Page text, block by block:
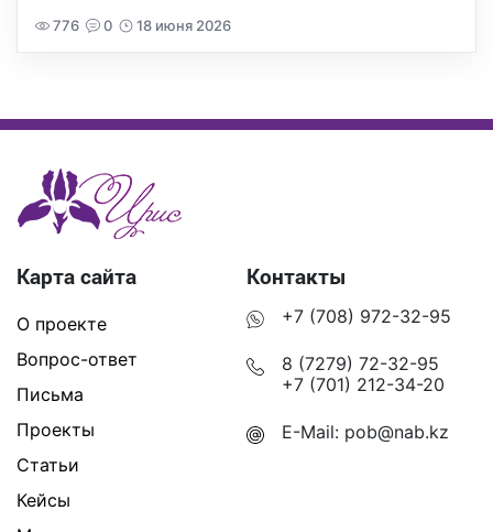
776 0 18 июня 2026
Карта сайта
О проекте
Вопрос-ответ
Письма
Проекты
Статьи
Кейсы
Контакты
+7 (708) 972-32-95
8 (7279) 72-32-95
+7 (701) 212-34-20
E-Mail: pob@nab.kz